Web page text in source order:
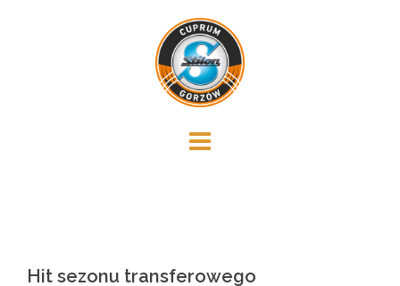
Hit sezonu transferowego